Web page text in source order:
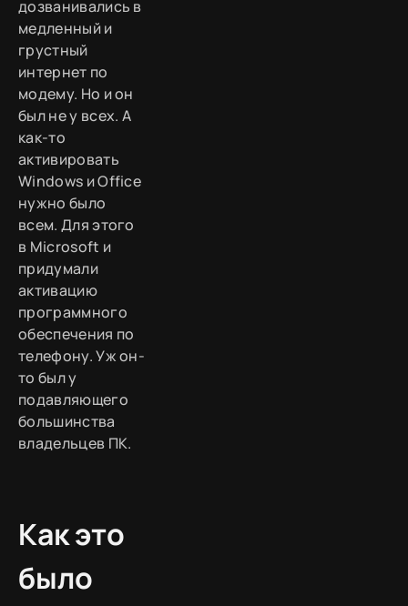
дозванивались в
медленный и
грустный
интернет по
модему. Но и он
был не у всех. А
как-то
активировать
Windows и Office
нужно было
всем. Для этого
в Microsoft и
придумали
активацию
программного
обеспечения по
телефону. Уж он-
то был у
подавляющего
большинства
владельцев ПК.
Как это
было